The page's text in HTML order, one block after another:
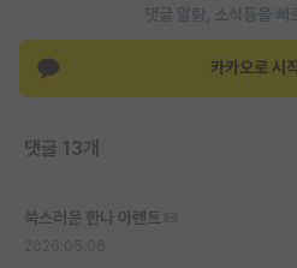
댓글 알람, 소식등을 빠
카카오로 시
댓글 13개
쑥스러운 한나 아렌트